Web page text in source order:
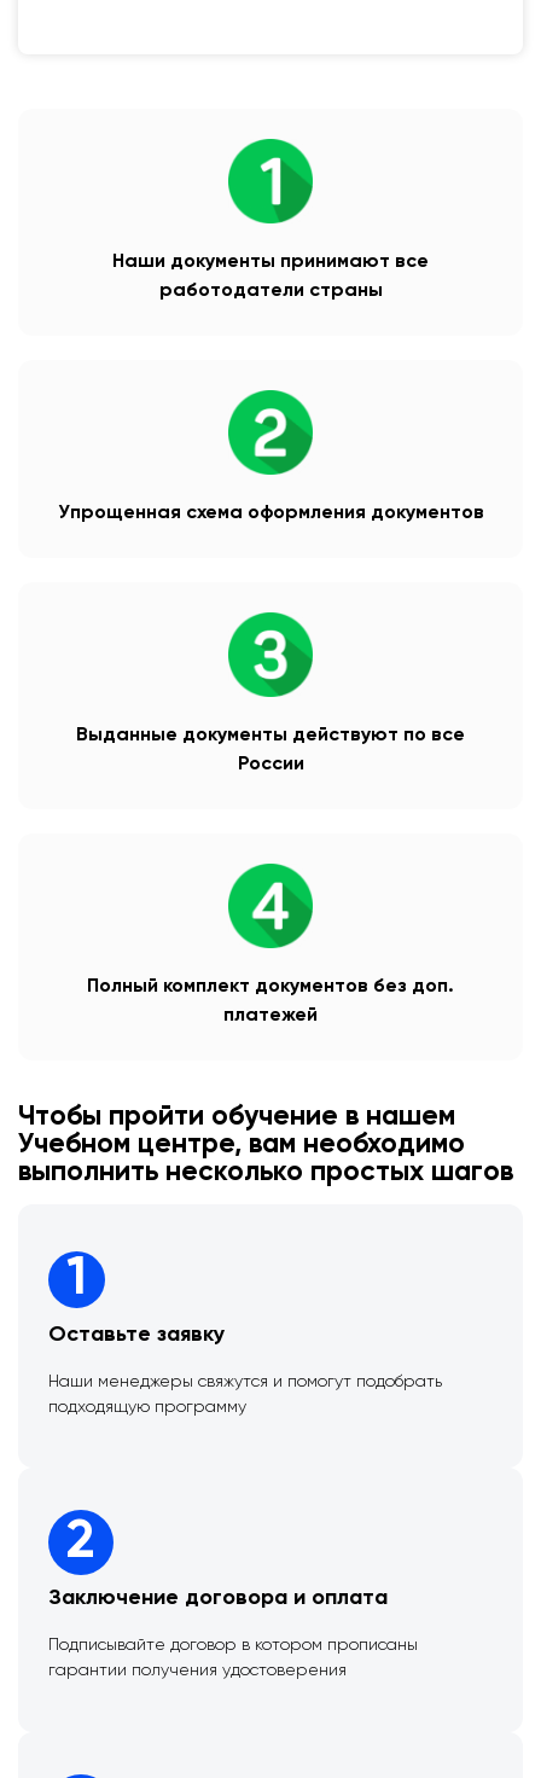
Наши документы принимают все
работодатели страны
Упрощенная схема оформления документов
Выданные документы действуют по все
России
Полный комплект документов без доп.
платежей
Чтобы пройти обучение в нашем
Учебном центре, вам необходимо
выполнить несколько простых шагов
1
Оставьте заявку
Наши менеджеры свяжутся и помогут подобрать
подходящую программу
2
Заключение договора и оплата
Подписывайте договор в котором прописаны
гарантии получения удостоверения